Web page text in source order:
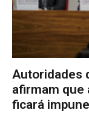
Autoridades
afirmam que
ficará impune